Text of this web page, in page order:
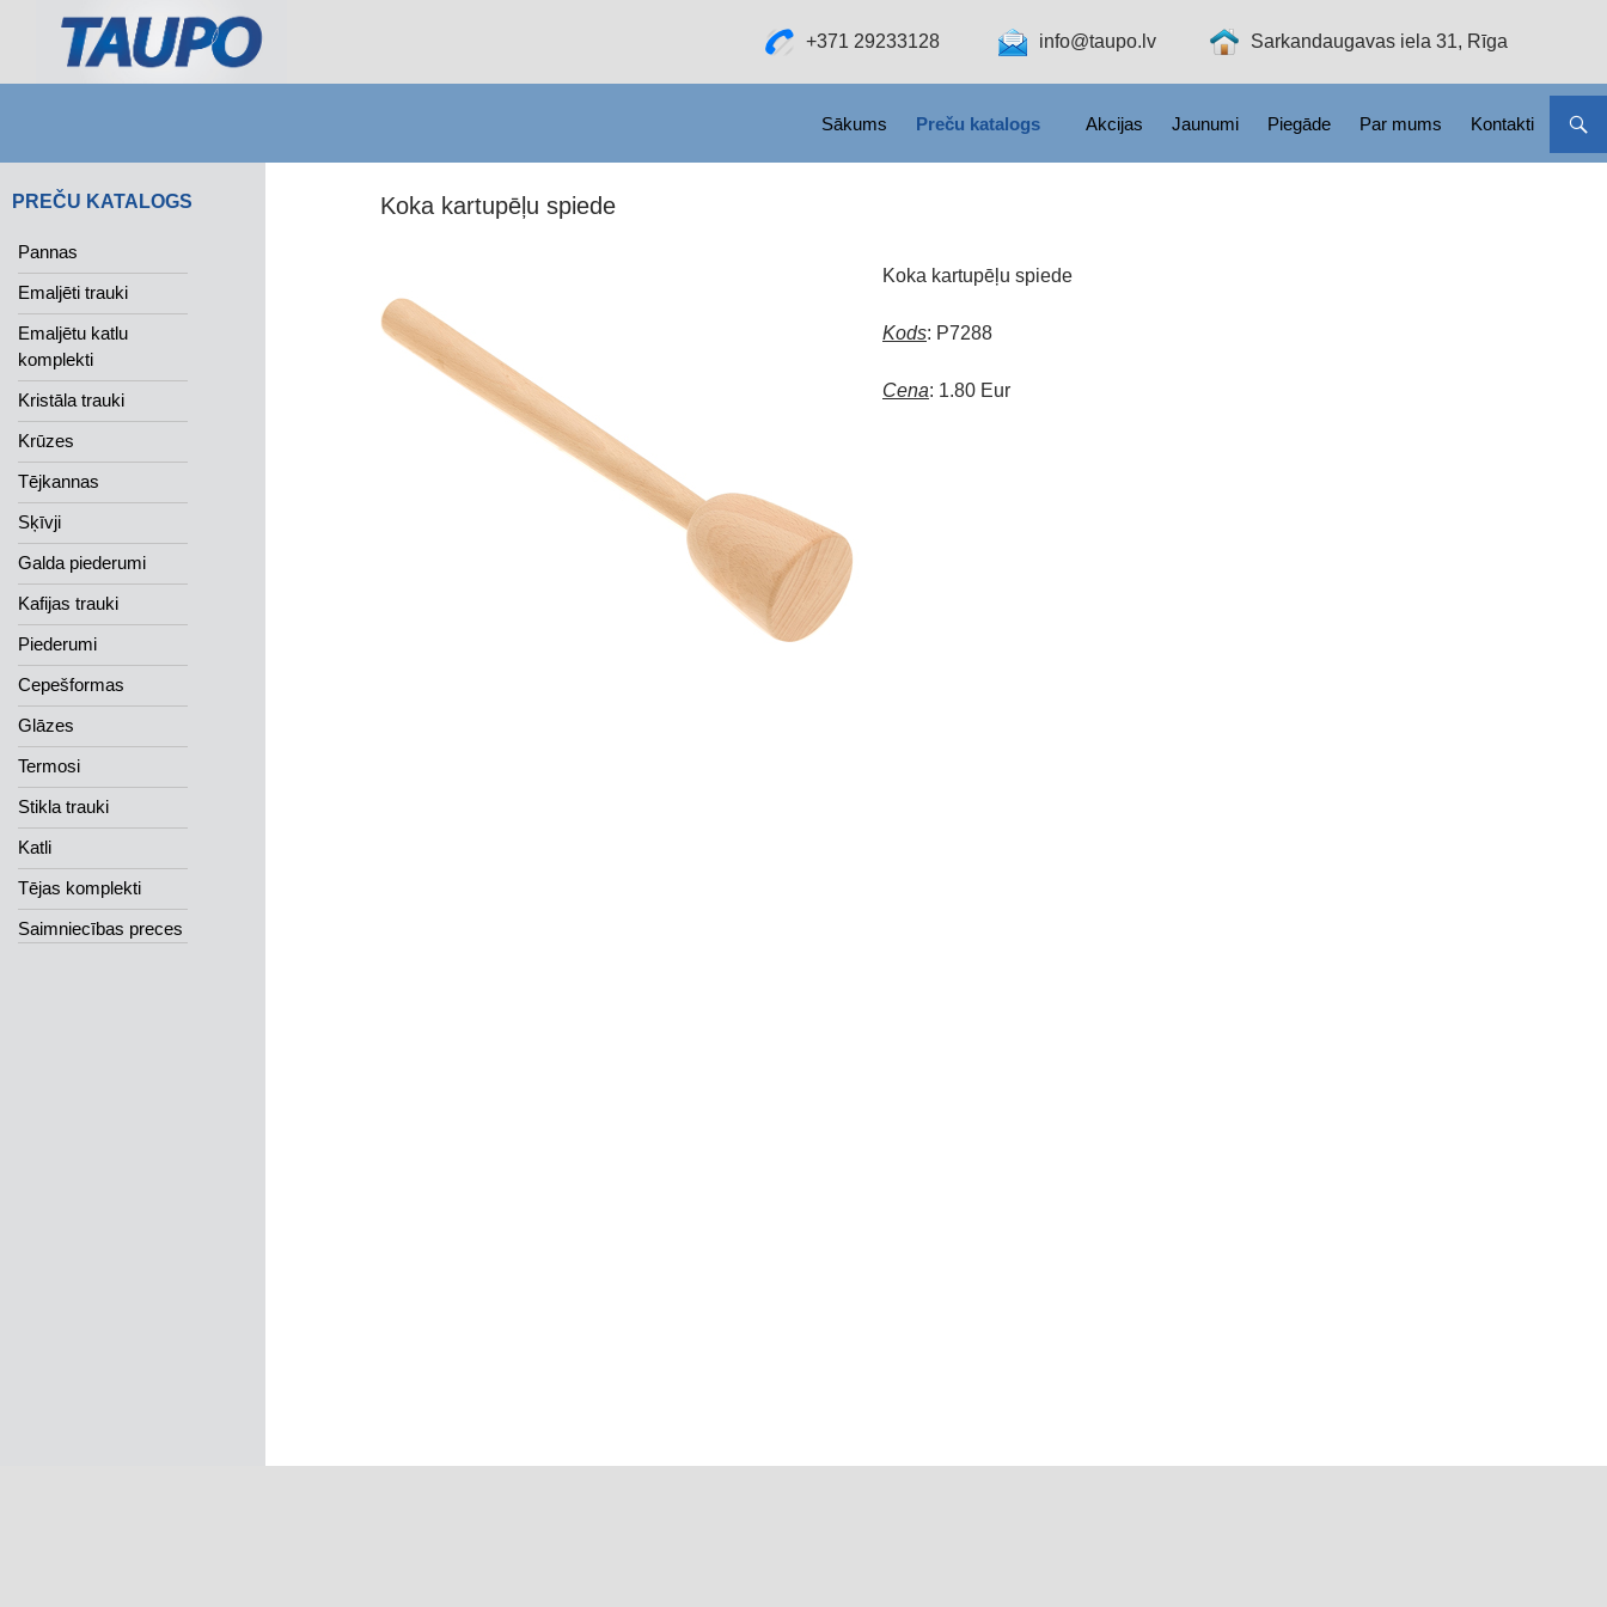
+371 29233128 info@taupo.lv Sarkandaugavas iela 31, Rīga
Sākums Preču katalogs Akcijas Jaunumi Piegāde Par mums Kontakti
Koka kartupēļu spiede
Koka kartupēļu spiede
Kods: P7288
Cena: 1.80 Eur
PREČU KATALOGS
Pannas
Emaljēti trauki
Emaljētu katlu
komplekti
Kristāla trauki
Krūzes
Tējkannas
Sķīvji
Galda piederumi
Kafijas trauki
Piederumi
Cepešformas
Glāzes
Termosi
Stikla trauki
Katli
Tējas komplekti
Saimniecības preces